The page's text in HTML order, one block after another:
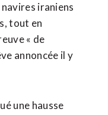
iraniens
tout en
« de
annoncée ​il y
une hausse